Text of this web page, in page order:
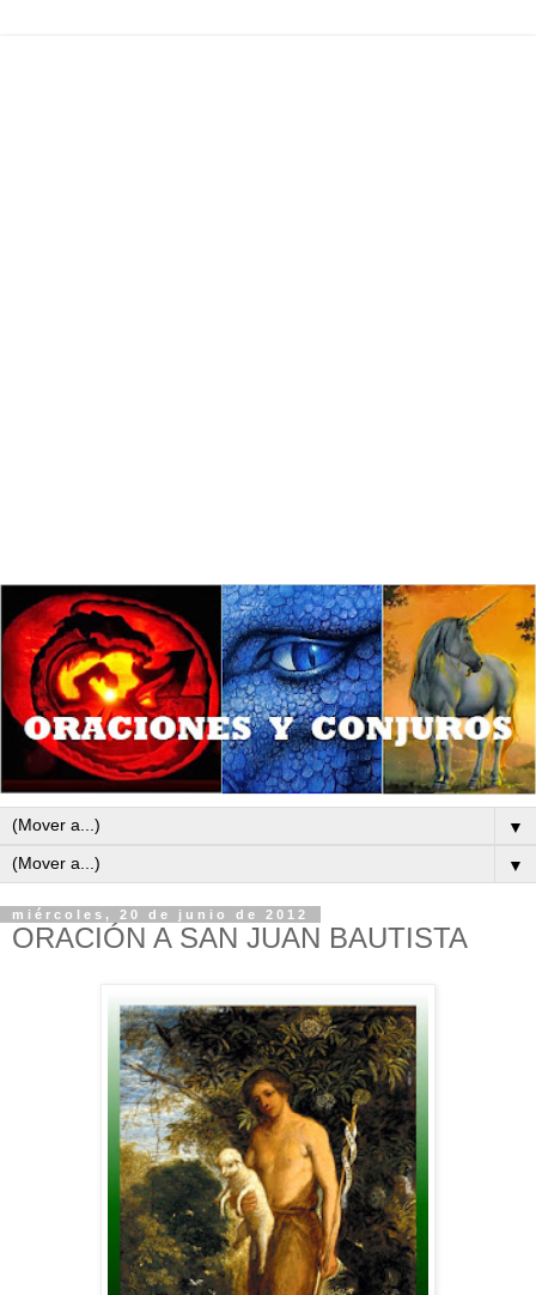
▼
▼
miércoles, 20 de junio de 2012
ORACIÓN A SAN JUAN BAUTISTA